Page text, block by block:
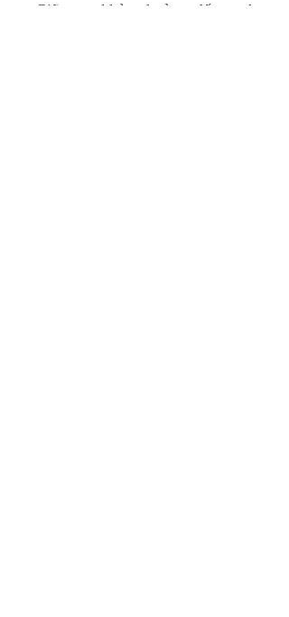
ra. Giữa cơn khủng hoảng, đấu tranh